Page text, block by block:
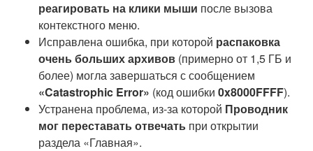
реагировать на клики мыши после вызова
контекстного меню.
Исправлена ошибка, при которой распаковка
очень больших архивов (примерно от 1,5 ГБ и
более) могла завершаться с сообщением
«Catastrophic Error» (код ошибки 0x8000FFFF).
Устранена проблема, из-за которой Проводник
мог переставать отвечать при открытии
раздела «Главная».